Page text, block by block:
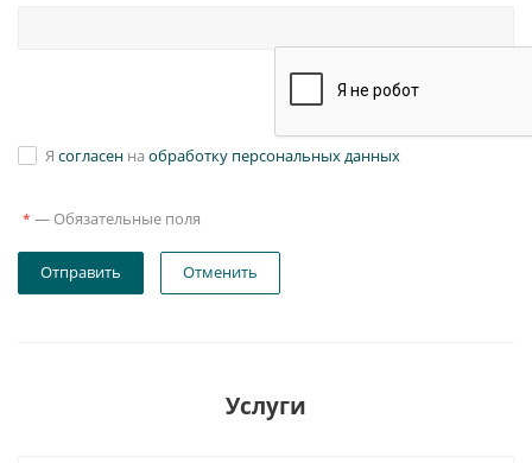
Я согласен на обработку персональных данных
* — Обязательные поля
Отправить Отменить
Услуги